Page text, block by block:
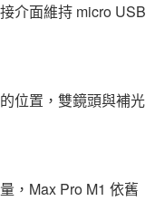
介面維持 micro USB
位置，雙鏡頭與補光
，Max Pro M1 依舊